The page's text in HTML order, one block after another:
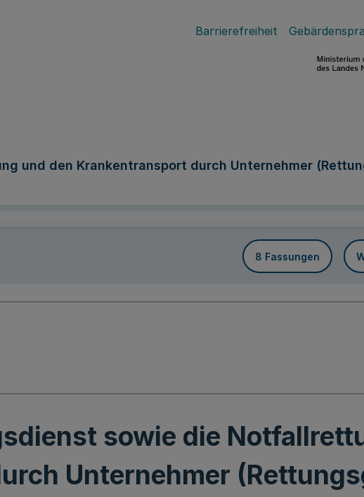
Barrierefreiheit
und den Krankentransport durch Unternehmer
8 Fassungen
sowie die
Unternehmer